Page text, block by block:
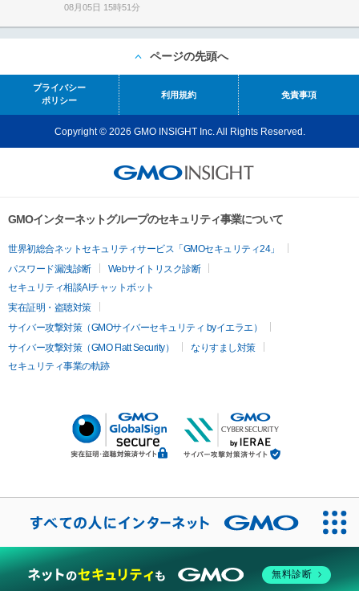
08月05日 15時51分
ページの先頭へ
プライバシー
ポリシー
利用規約 免責事項
Copyright © 2026 GMO INSIGHT Inc. All Rights Reserved.
GMOインターネットグループのセキュリティ事業について
世界初総合ネットセキュリティサービス「GMOセキュリティ24」
パスワード漏洩診断
Webサイトリスク診断
セキュリティ相談AIチャットボット
実在証明・盗聴対策
サイバー攻撃対策（GMOサイバーセキュリティ byイエラエ）
サイバー攻撃対策（GMO Flatt Security）
なりすまし対策
セキュリティ事業の軌跡
無料診断